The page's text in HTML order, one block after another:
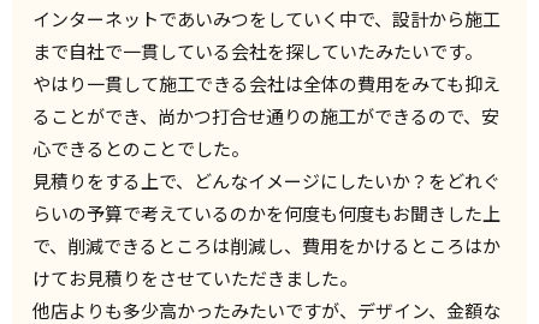
インターネットであいみつをしていく中で、設計から施工
まで自社で一貫している会社を探していたみたいです。
やはり一貫して施工できる会社は全体の費用をみても抑え
ることができ、尚かつ打合せ通りの施工ができるので、安
心できるとのことでした。
見積りをする上で、どんなイメージにしたいか？をどれぐ
らいの予算で考えているのかを何度も何度もお聞きした上
で、削減できるところは削減し、費用をかけるところはか
けてお見積りをさせていただきました。
他店よりも多少高かったみたいですが、デザイン、金額な